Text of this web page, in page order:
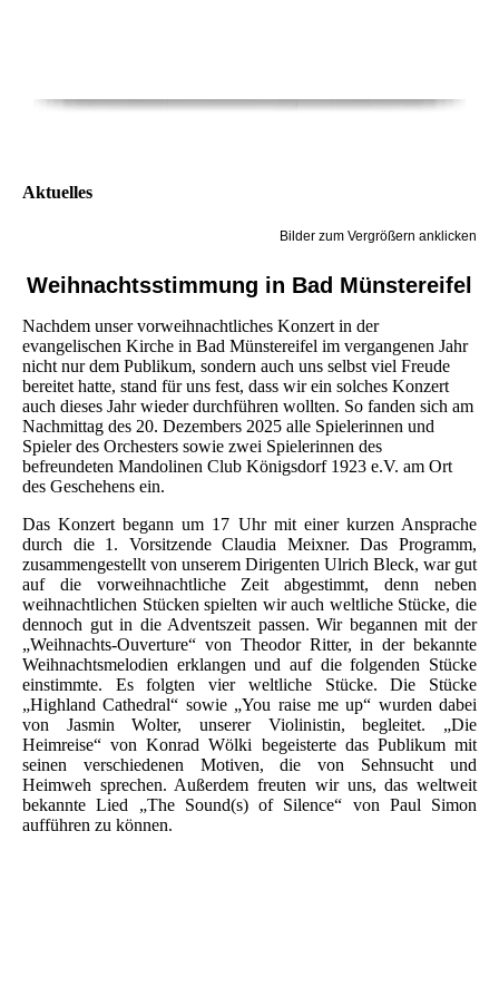
Aktuelles
Bilder zum Vergrößern anklicken
Weihnachtsstimmung in Bad Münstereifel
Nachdem unser vorweihnachtliches Konzert in der
evangelischen Kirche in Bad Münstereifel im vergangenen Jahr
nicht nur dem Publikum, sondern auch uns selbst viel Freude
bereitet hatte, stand für uns fest, dass wir ein solches Konzert
auch dieses Jahr wieder durchführen wollten. So fanden sich am
Nachmittag des 20. Dezembers 2025 alle Spielerinnen und
Spieler des Orchesters sowie zwei Spielerinnen des
befreundeten Mandolinen Club Königsdorf 1923 e.V. am Ort
des Geschehens ein.
Das Konzert begann um 17 Uhr mit einer kurzen Ansprache
durch die 1. Vorsitzende Claudia Meixner. Das Programm,
zusammengestellt von unserem Dirigenten Ulrich Bleck, war gut
auf die vorweihnachtliche Zeit abgestimmt, denn neben
weihnachtlichen Stücken spielten wir auch weltliche Stücke, die
dennoch gut in die Adventszeit passen. Wir begannen mit der
„Weihnachts-Ouverture“ von Theodor Ritter, in der bekannte
Weihnachtsmelodien erklangen und auf die folgenden Stücke
einstimmte. Es folgten vier weltliche Stücke. Die Stücke
„Highland Cathedral“ sowie „You raise me up“ wurden dabei
von Jasmin Wolter, unserer Violinistin, begleitet. „Die
Heimreise“ von Konrad Wölki begeisterte das Publikum mit
seinen verschiedenen Motiven, die von Sehnsucht und
Heimweh sprechen. Außerdem freuten wir uns, das weltweit
bekannte Lied „The Sound(s) of Silence“ von Paul Simon
aufführen zu können.